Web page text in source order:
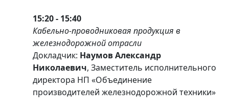
15:20 - 15:40
Кабельно-проводниковая продукция в
железнодорожной отрасли
Докладчик: Наумов Александр
Николаевич, Заместитель исполнительного
директора НП «Объединение
производителей железнодорожной техники»